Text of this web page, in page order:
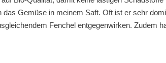
das Gemüse in meinem Saft. Oft ist er sehr
Fenchel entgegenwirken. Zudem